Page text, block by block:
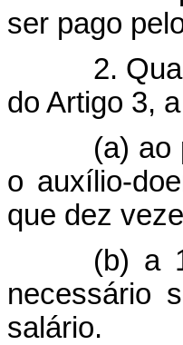
ser pago
2.
do Artigo 3,
(a) ao
o auxílio-
que dez
(b) a
necessário
salário.